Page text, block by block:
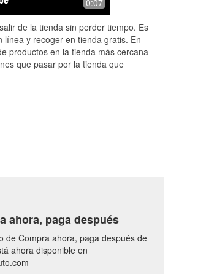
find what I'm looking for and
can't customer service is great
looking for
0:07
de la tienda sin perder tiempo. Es
y recoger en tienda gratis. En
productos en la tienda más cercana
que pasar por la tienda que
ahora, paga después
de Compra ahora, paga después de
ahora disponible en